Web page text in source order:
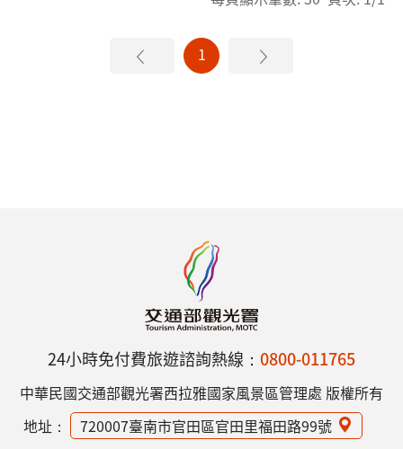
1
24小時免付費旅遊諮詢熱線： 0800-011765
中華民國交通部觀光署西拉雅國家風景區管理處 版權所有
地址：
720007臺南市官田區官田里福田路99號